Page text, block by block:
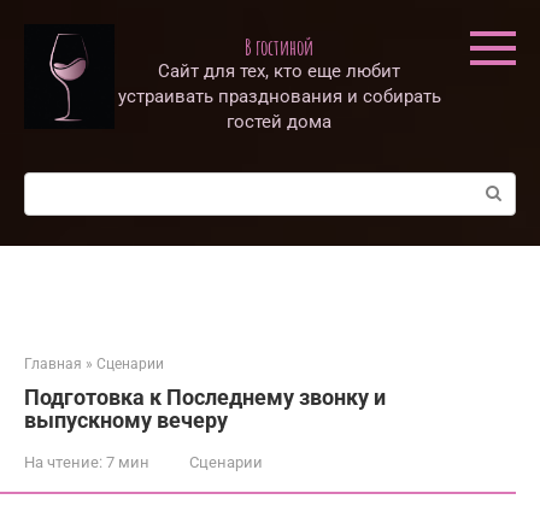
контенту
В гостиной
Сайт для тех, кто еще любит
устраивать празднования и собирать
гостей дома
Поиск:
Главная » Сценарии
Подготовка к Последнему звонку и
выпускному вечеру
На чтение: 7 мин Сценарии